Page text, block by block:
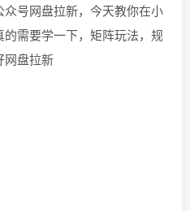
号网盘拉新，今天教你在小
需要学一下，矩阵玩法，规
网盘拉新